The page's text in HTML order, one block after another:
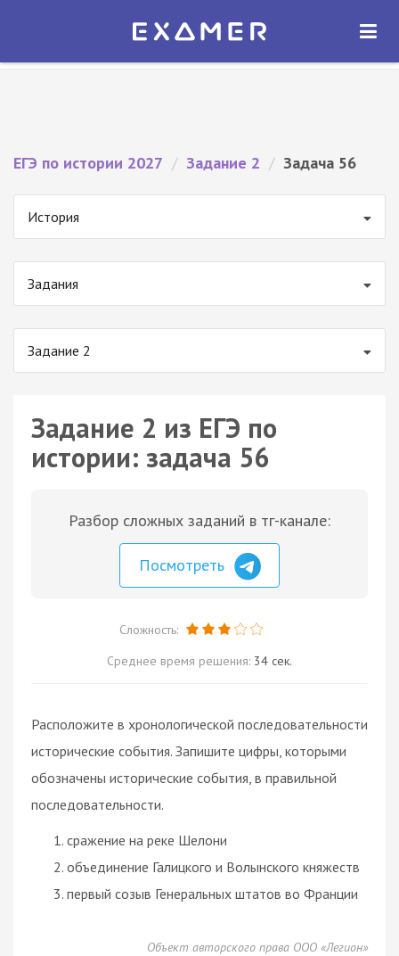
Экзамер — ЕГЭ 2027
ОТКРЫТЬ
ЕГЭ по истории 2027 / Задание 2 / Задача 56
История
Задания
Задание 2
Задание 2 из ЕГЭ по
истории: задача 56
Разбор сложных заданий в тг-канале:
Посмотреть
Сложность:
Среднее время решения: 34 сек.
Расположите в хронологической последовательности
исторические события. Запишите цифры, которыми
обозначены исторические события, в правильной
последовательности.
сражение на реке Шелони
объединение Галицкого и Волынского княжеств
первый созыв Генеральных штатов во Франции
Объект авторского права ООО «Легион»